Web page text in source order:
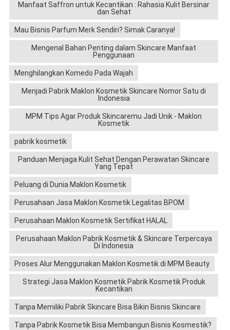
Manfaat Saffron untuk Kecantikan : Rahasia Kulit Bersinar
dan Sehat
Mau Bisnis Parfum Merk Sendiri? Simak Caranya!
Mengenal Bahan Penting dalam Skincare Manfaat
Penggunaan
Menghilangkan Komedo Pada Wajah
Menjadi Pabrik Maklon Kosmetik Skincare Nomor Satu di
Indonesia
MPM Tips Agar Produk Skincaremu Jadi Unik - Maklon
Kosmetik
pabrik kosmetik
Panduan Menjaga Kulit Sehat Dengan Perawatan Skincare
Yang Tepat
Peluang di Dunia Maklon Kosmetik
Perusahaan Jasa Maklon Kosmetik Legalitas BPOM
Perusahaan Maklon Kosmetik Sertifikat HALAL
Perusahaan Maklon Pabrik Kosmetik & Skincare Terpercaya
Di Indonesia
Proses Alur Menggunakan Maklon Kosmetik di MPM Beauty
Strategi Jasa Maklon Kosmetik Pabrik Kosmetik Produk
Kecantikan
Tanpa Memiliki Pabrik Skincare Bisa Bikin Bisnis Skincare
Tanpa Pabrik Kosmetik Bisa Membangun Bisnis Kosmestik?